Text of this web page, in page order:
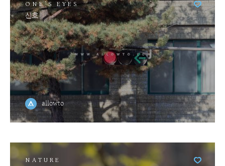
ONE'S EYES
신호
allowto
NATURE